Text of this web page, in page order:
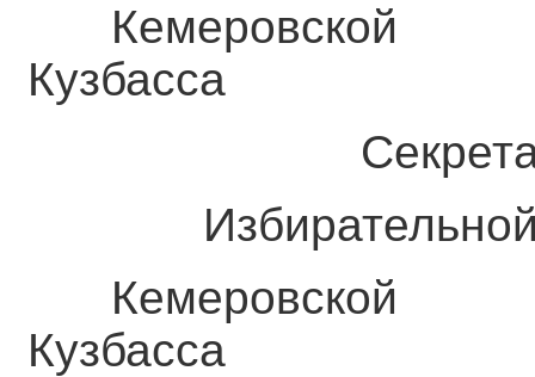
Кузбасса
Избирательной
Кузбасса